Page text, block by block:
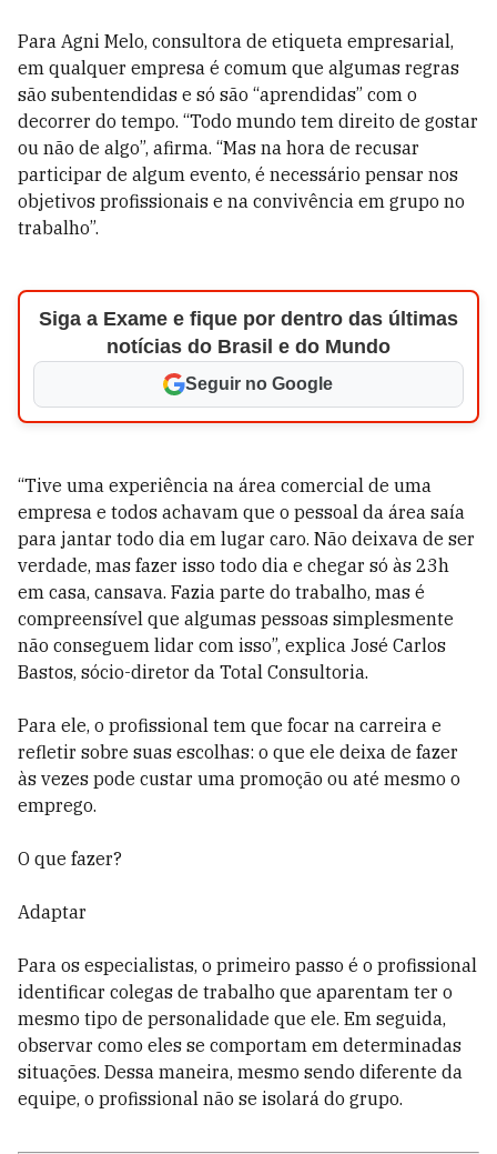
Para Agni Melo, consultora de etiqueta empresarial,
em qualquer empresa é comum que algumas regras
são subentendidas e só são “aprendidas” com o
decorrer do tempo. “Todo mundo tem direito de gostar
ou não de algo”, afirma. “Mas na hora de recusar
participar de algum evento, é necessário pensar nos
objetivos profissionais e na convivência em grupo no
trabalho”.
Siga a Exame e fique por dentro das últimas
notícias do Brasil e do Mundo
Seguir no Google
“Tive uma experiência na área comercial de uma
empresa e todos achavam que o pessoal da área saía
para jantar todo dia em lugar caro. Não deixava de ser
verdade, mas fazer isso todo dia e chegar só às 23h
em casa, cansava. Fazia parte do trabalho, mas é
compreensível que algumas pessoas simplesmente
não conseguem lidar com isso”, explica José Carlos
Bastos, sócio-diretor da Total Consultoria.
Para ele, o profissional tem que focar na carreira e
refletir sobre suas escolhas: o que ele deixa de fazer
às vezes pode custar uma promoção ou até mesmo o
emprego.
O que fazer?
Adaptar
Para os especialistas, o primeiro passo é o profissional
identificar colegas de trabalho que aparentam ter o
mesmo tipo de personalidade que ele. Em seguida,
observar como eles se comportam em determinadas
situações. Dessa maneira, mesmo sendo diferente da
equipe, o profissional não se isolará do grupo.